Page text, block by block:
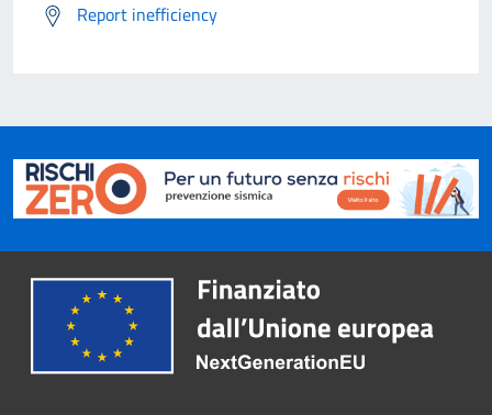
Report inefficiency